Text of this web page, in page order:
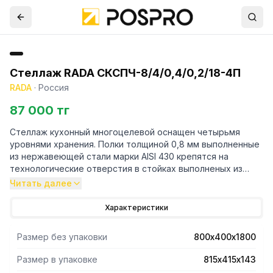
Стеллаж RADA СКСПЧ-8/4/0,4/0,2/18-4П
RADA · Россия
87 000 тг
Стеллаж кухонный многоцелевой оснащен четырьмя
уровнями хранения. Полки толщиной 0,8 мм выполненные
из нержавеющей стали марки AISI 430 крепятся на
технологические отверстия в стойках выполненых из
трубы профильной 40х20 марки AISI 430 и толщиной 1,2
разорбраном виде. Вариант поставки 4 полки и
комплекта 22 кг. Габариты упаковки полок 815х415х143 мм.
Читать далее
Характеристики
Размер без упаковки 800х400х1800
Размер в упаковке 815х415х143